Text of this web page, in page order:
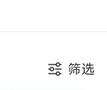
筛选